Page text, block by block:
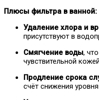
Плюсы фильтра в ванной:
Удаление хлора и
присутствуют в
Смягчение воды,
чувствительной
Продление срока
счёт снижения